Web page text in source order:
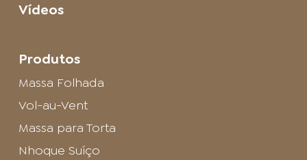
Vídeos
Produtos
Massa Folhada
Vol-au-Vent
Massa para Torta
Nhoque Suíço